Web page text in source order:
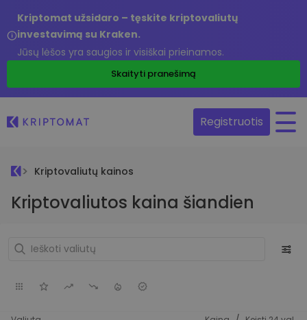
Kriptomat užsidaro – tęskite kriptovaliutų
investavimą su Kraken.
Jūsų lėšos yra saugios ir visiškai prieinamos.
Skaityti pranešimą
Registruotis
Kriptovaliutų kainos
Kriptovaliutos kaina šiandien